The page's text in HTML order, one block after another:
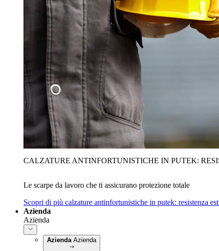
CALZATURE ANTINFORTUNISTICHE IN PUTEK:
Le scarpe da lavoro che ti assicurano protezione totale
Scopri di più calzature antinfortunistiche in putek: resistenza
Azienda
Azienda
Azienda Azienda